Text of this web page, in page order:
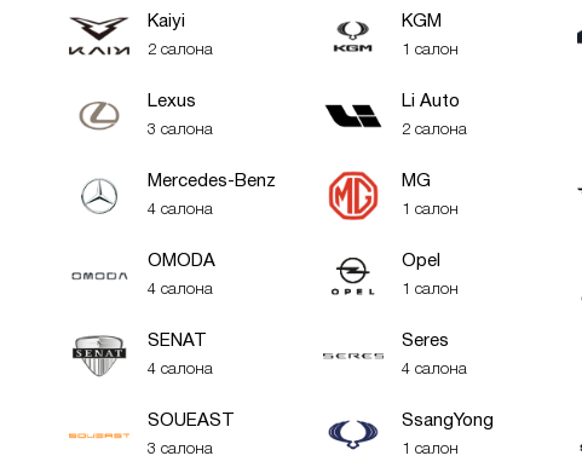
Kaiyi
2 салона
KGM
1 салон
Lexus
3 салона
Li Auto
2 салона
Mercedes-Benz
4 салона
MG
1 салон
OMODA
4 салона
Opel
1 салон
SENAT
4 салона
Seres
4 салона
SOUEAST
3 салона
SsangYong
1 салон